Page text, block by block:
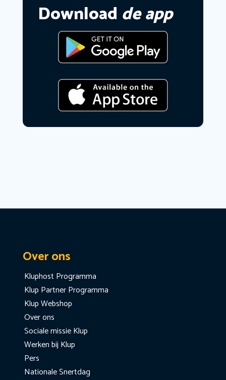
Download de app
Over ons
Kluphost Programma
Klup Partner Programma
Klup Webshop
Over ons
Sociale missie Klup
Werken bij Klup
Pers
Nationale Snertdag